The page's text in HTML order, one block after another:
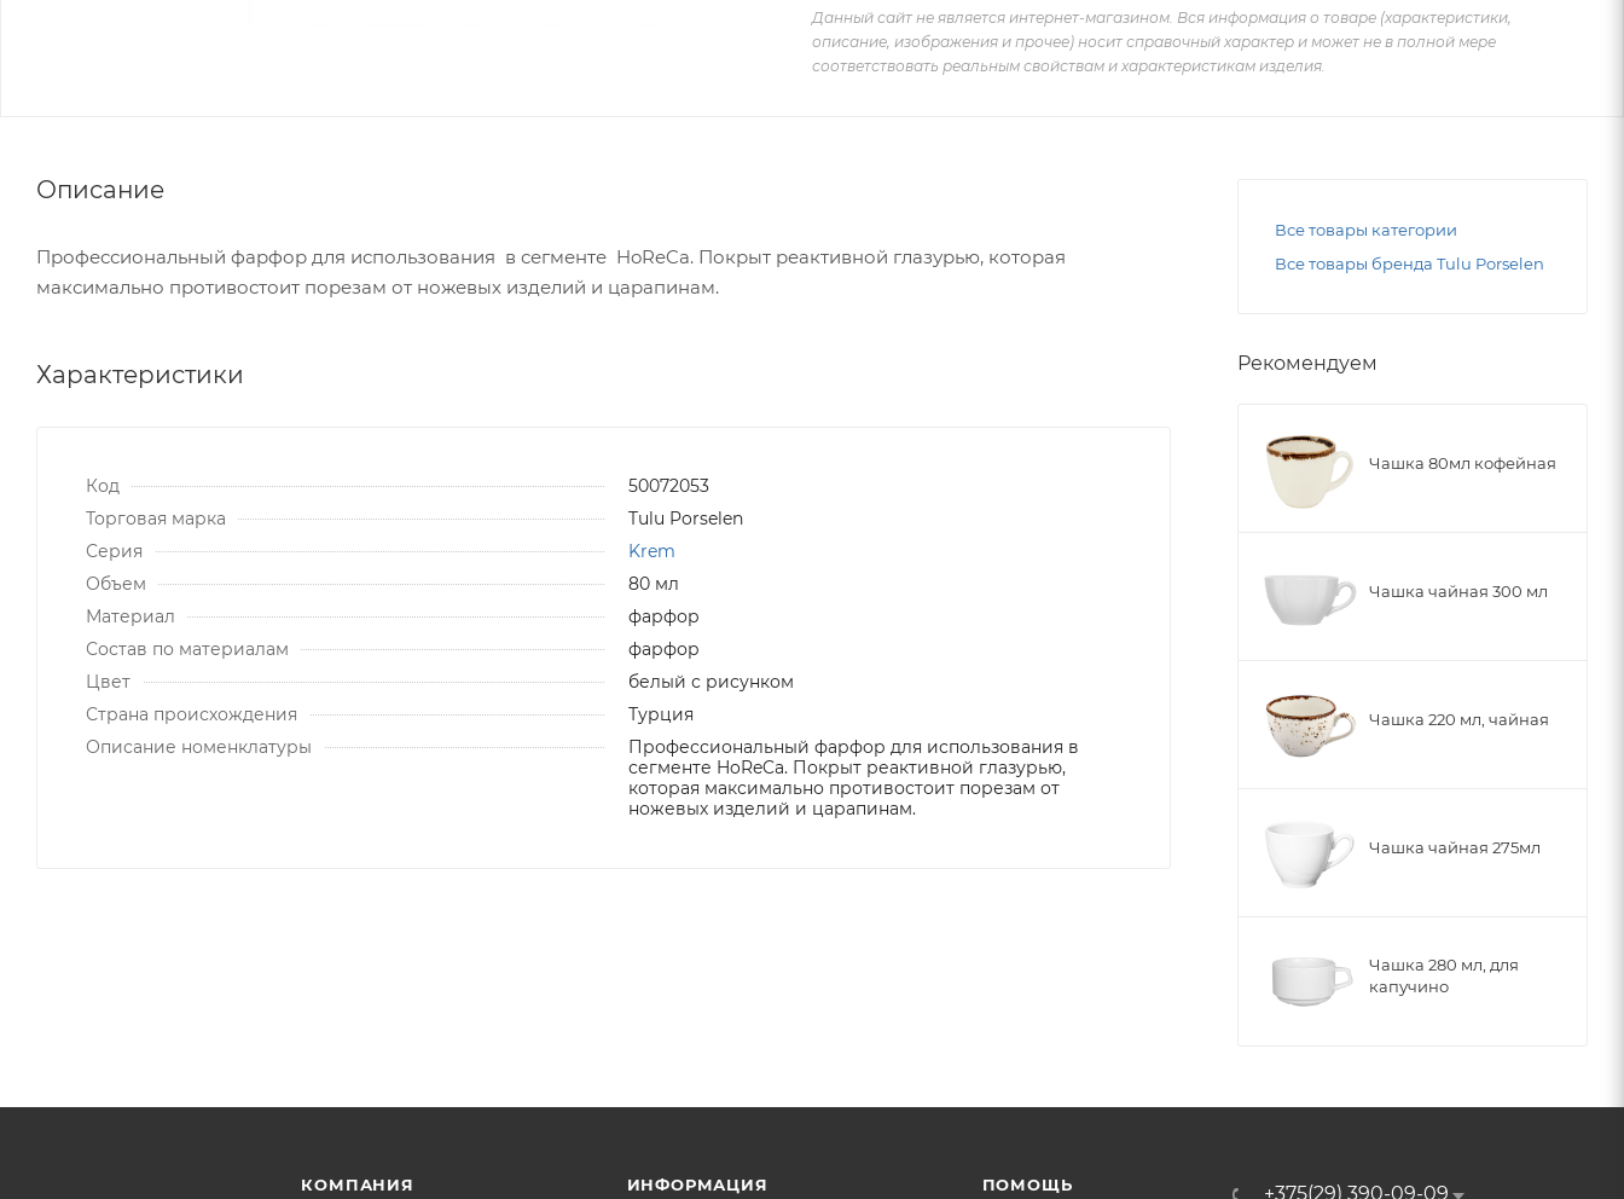
Данный сайт не является интернет-магазином. Вся информация о товаре (характеристики,
описание, изображения и прочее) носит справочный характер и может не в полной мере
соответствовать реальным свойствам и характеристикам изделия.
Описание
Профессиональный фарфор для использования в сегменте HoReCa. Покрыт реактивной глазурью, которая
максимально противостоит порезам от ножевых изделий и царапинам.
Характеристики
Код
50072053
Торговая марка
Tulu Porselen
Серия
Krem
Объем
80 мл
Материал
фарфор
Состав по материалам
фарфор
Цвет
белый с рисунком
Страна происхождения
Турция
Описание номенклатуры
Профессиональный фарфор для использования в
сегменте HoReCa. Покрыт реактивной глазурью,
которая максимально противостоит порезам от
ножевых изделий и царапинам.
Все товары категории
Все товары бренда Tulu Porselen
Рекомендуем
Чашка 80мл кофейная
Чашка чайная 300 мл
Чашка 220 мл, чайная
Чашка чайная 275мл
Чашка 280 мл, для
капучино
КОМПАНИЯ ИНФОРМАЦИЯ ПОМОЩЬ +375(29) 390-09-09